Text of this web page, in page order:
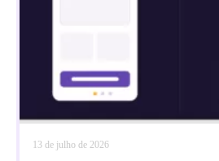
13 de julho de 2026